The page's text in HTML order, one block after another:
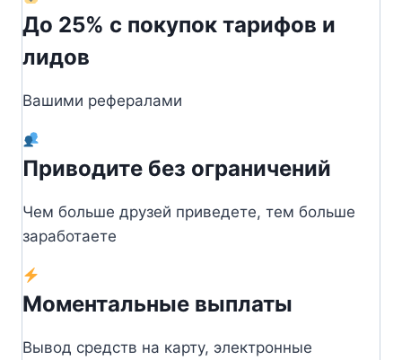
До 25% с покупок тарифов и
лидов
Вашими рефералами
Приводите без ограничений
Чем больше друзей приведете, тем больше
заработаете
Моментальные выплаты
Вывод средств на карту, электронные